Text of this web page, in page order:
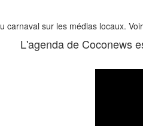
carnaval sur les médias locaux. Voir
L'agenda de Coconews